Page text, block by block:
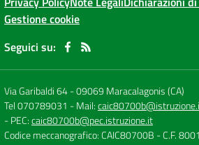
Gestione cookie
Seguici su:
Via Garibaldi 64-09069 Maracalagonis (CA)
Tel 070789031 - Mail:
- PEC:caic80700b@pec.istruzione.it
Codice meccanografico: CAIC80700B - C.F.